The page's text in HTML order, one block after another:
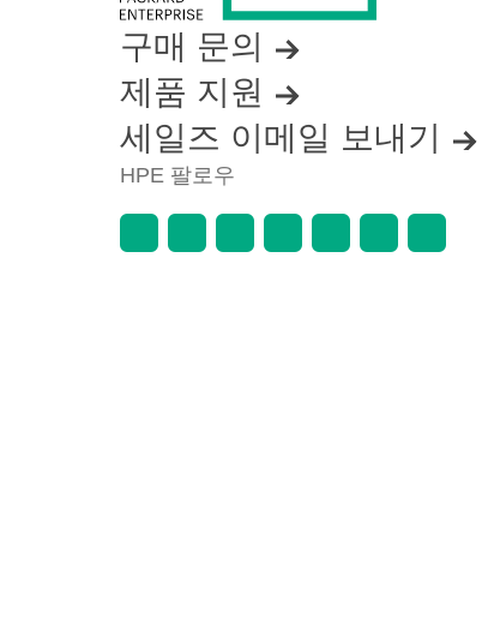
구매 문의
제품 지원
세일즈 이메일 보내기
HPE 팔로우